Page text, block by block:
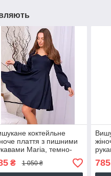
коктейльне
плаття з пишними
Maria, темно-
₴ 1 050 ₴ 785